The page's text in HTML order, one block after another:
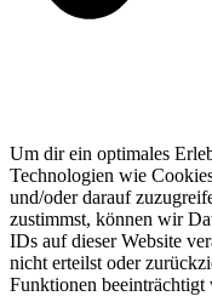
Um dir ein optimales
Technologien wie
und/oder darauf
zustimmst, können wir
IDs auf dieser Website
nicht erteilst oder
Funktionen beeinträchtigt